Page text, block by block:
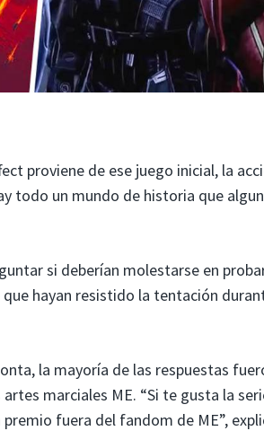
proviene de ese juego inicial, la
todo un mundo de historia que
si deberían molestarse en
hayan resistido la tentación
la mayoría de las respuestas
marciales ME. “Si te gusta la
fuera del fandom de ME”,